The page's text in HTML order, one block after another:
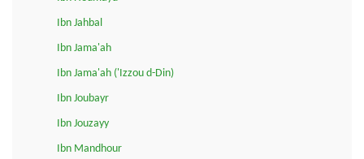
Ibn Jahbal
Ibn Jama'ah
Ibn Jama'ah ('Izzou d-Din)
Ibn Joubayr
Ibn Jouzayy
Ibn Mandhour